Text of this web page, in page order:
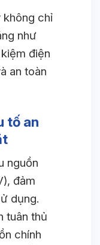
không chỉ
như
điện
an toàn
tố an
nguồn
đảm
dụng.
tuân thủ
chính